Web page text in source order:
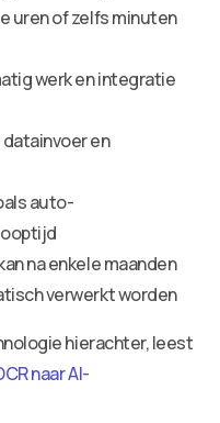
uren of zelfs minuten
werk en integratie
en
auto-
na enkele maanden
verwerkt worden
hierachter, leest
naar AI-